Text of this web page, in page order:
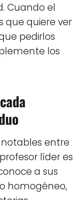
Cuando el
que quiere ver
pedirlos
los
entre
líder es
a sus
homogéneo,